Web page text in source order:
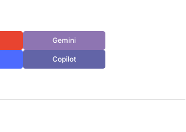
Gemini
Copilot